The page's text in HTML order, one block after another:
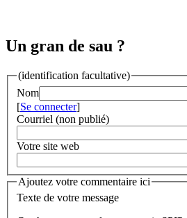
Un gran de sau ?
(identification facultative)
Nom
[Se connecter]
Courriel (non publié)
Votre site web
Ajoutez votre commentaire ici
Texte de votre message